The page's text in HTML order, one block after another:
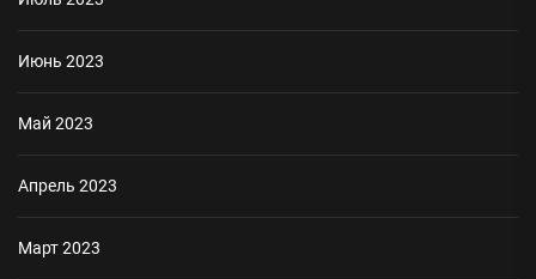
Июнь 2023
Май 2023
Апрель 2023
Март 2023